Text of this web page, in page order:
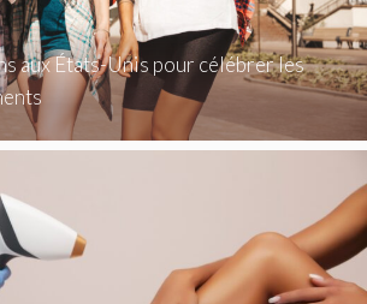
aux États-Unis pour célébrer les